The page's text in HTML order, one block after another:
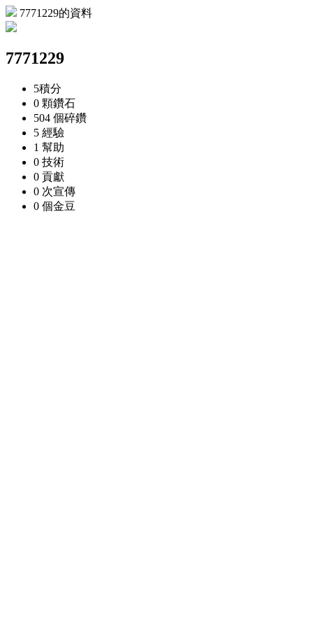
7771229的資料
7771229
5積分
0 顆鑽石
504 個碎鑽
5 經驗
1 幫助
0 技術
0 貢獻
0 次宣傳
0 個金豆